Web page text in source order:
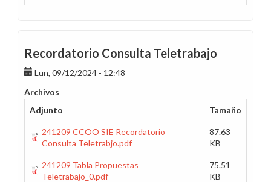
Recordatorio Consulta Teletrabajo
Lun, 09/12/2024 - 12:48
Archivos
Adjunto
Tamaño
241209 CCOO SIE Recordatorio
Consulta Teletrabjo.pdf
87.63
KB
241209 Tabla Propuestas
Teletrabajo_0.pdf
75.51
KB